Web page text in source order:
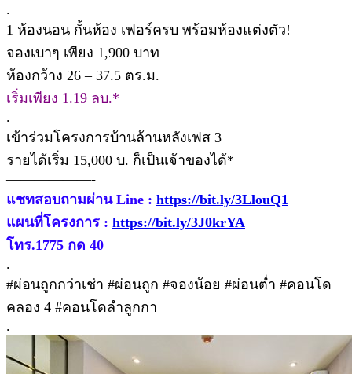
.
1 ห้องนอน กั้นห้อง เฟอร์ครบ พร้อมห้องแต่งตัว!
จองเบาๆ เพียง 1,900 บาท
ห้องกว้าง 26 – 37.5 ตร.ม.
เริ่มเพียง 1.19 ลบ.*
.
เข้าร่วมโครงการบ้านล้านหลังเฟส 3
รายได้เริ่ม 15,000 บ. ก็เป็นเจ้าของได้*
——————-
แชทสอบถามผ่าน Line : https://bit.ly/3LlouQ1
แผนที่โครงการ : https://bit.ly/3J0krYA
โทร.1775 กด 40
.
#ผ่อนถูกกว่าเช่า #ผ่อนถูก #จองน้อย #ผ่อนต่ำ #คอนโด
คลอง 4 #คอนโดลำลูกกา
.